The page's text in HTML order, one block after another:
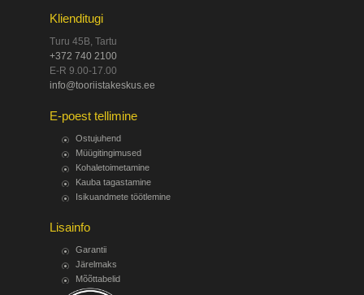
Klienditugi
Turu 45B, Tartu
+372 740 2100
E-R 9.00-17.00
info@tooriistakeskus.ee
E-poest tellimine
Ostujuhend
Müügitingimused
Kohaletoimetamine
Kauba tagastamine
Isikuandmete töötlemine
Lisainfo
Garantii
Järelmaks
Mõõttabelid